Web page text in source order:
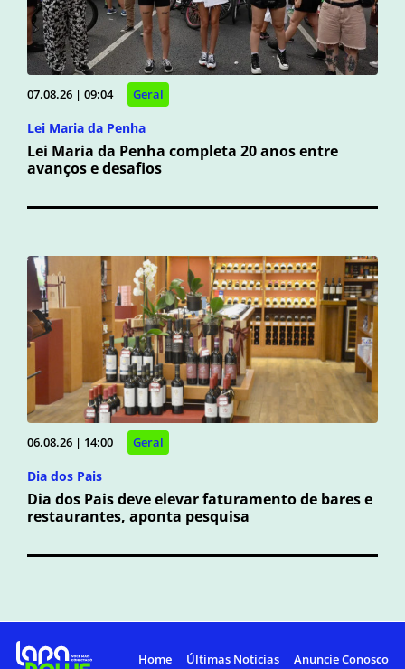
07.08.26 | 09:04 Geral
Lei Maria da Penha
Lei Maria da Penha completa 20 anos entre
avanços e desafios
06.08.26 | 14:00 Geral
Dia dos Pais
Dia dos Pais deve elevar faturamento de bares e
restaurantes, aponta pesquisa
Home Últimas Notícias Anuncie Conosco